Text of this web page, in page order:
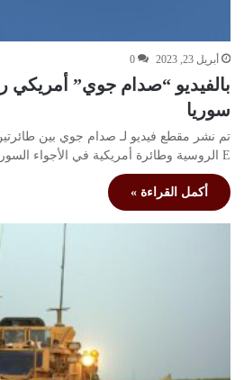
أبريل 23, 2023 0
بالفيديو “صدام جوي”
سوريا
E الروسية وطائرة أمريكية في الأجواء السورية، ويُظهر…
أكمل القراءة »